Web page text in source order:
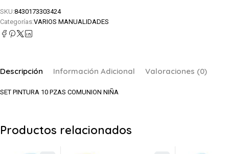
SKU:8430173303424
Categorías:VARIOS MANUALIDADES
Descripción Información Adicional Valoraciones (0)
SET PINTURA 10 PZAS COMUNION NIÑA
Productos relacionados